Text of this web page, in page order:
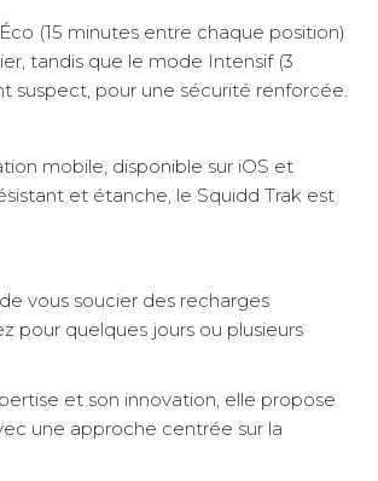
(15 minutes entre chaque position)
tandis que le mode Intensif (3
suspect, pour une sécurité renforcée.
mobile, disponible sur iOS et
et étanche, le Squidd Trak est
vous soucier des recharges
pour quelques jours ou plusieurs
et son innovation, elle propose
une approche centrée sur la